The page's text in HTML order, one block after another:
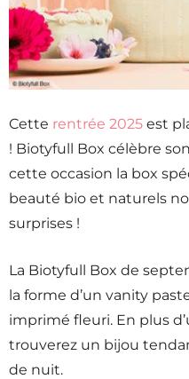
Cette rentrée 2025 est
! Biotyfull Box célèbre
cette occasion la box
beauté bio et naturels
surprises !
La Biotyfull Box de
la forme d’un vanity
imprimé fleuri. En plus
trouverez un bijou
de nuit.